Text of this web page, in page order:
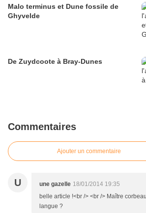
Malo terminus et Dune fossile de
Ghyvelde
De Zuydcoote à Bray-Dunes
Commentaires
Ajouter un commentaire
U une gazelle 18/01/2014 19:35
belle article !<br /> <br /> Maître
langue ?